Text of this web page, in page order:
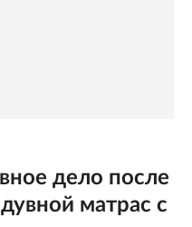
дело после
матрас с